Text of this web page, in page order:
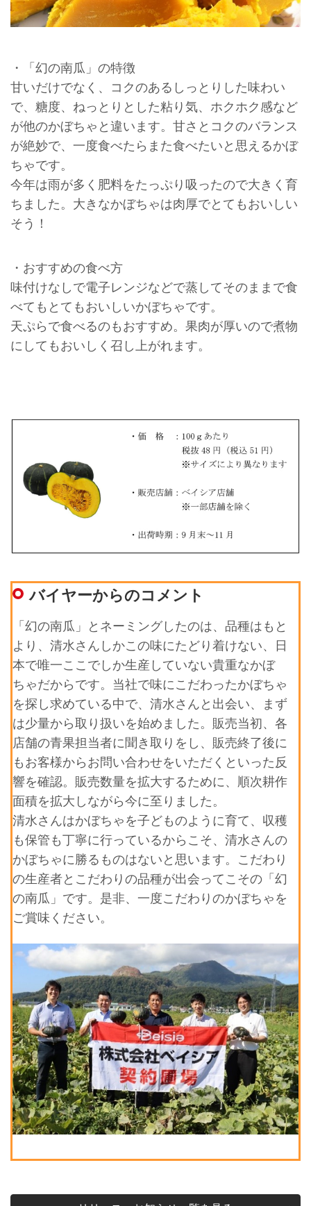
・「幻の南瓜」の特徴
甘いだけでなく、コクのあるしっとりした味わい
で、糖度、ねっとりとした粘り気、ホクホク感など
が他のかぼちゃと違います。甘さとコクのバランス
が絶妙で、一度食べたらまた食べたいと思えるかぼ
ちゃです。
今年は雨が多く肥料をたっぷり吸ったので大きく育
ちました。大きなかぼちゃは肉厚でとてもおいしい
そう！
・おすすめの食べ方
味付けなしで電子レンジなどで蒸してそのままで食
べてもとてもおいしいかぼちゃです。
天ぷらで食べるのもおすすめ。果肉が厚いので煮物
にしてもおいしく召し上がれます。
バイヤーからのコメント
「幻の南瓜」とネーミングしたのは、品種はもと
より、清水さんしかこの味にたどり着けない、日
本で唯一ここでしか生産していない貴重なかぼ
ちゃだからです。当社で味にこだわったかぼちゃ
を探し求めている中で、清水さんと出会い、まず
は少量から取り扱いを始めました。販売当初、各
店舗の青果担当者に聞き取りをし、販売終了後に
もお客様からお問い合わせをいただくといった反
響を確認。販売数量を拡大するために、順次耕作
面積を拡大しながら今に至りました。
清水さんはかぼちゃを子どものように育て、収穫
も保管も丁寧に行っているからこそ、清水さんの
かぼちゃに勝るものはないと思います。こだわり
の生産者とこだわりの品種が出会ってこその「幻
の南瓜」です。是非、一度こだわりのかぼちゃを
ご賞味ください。